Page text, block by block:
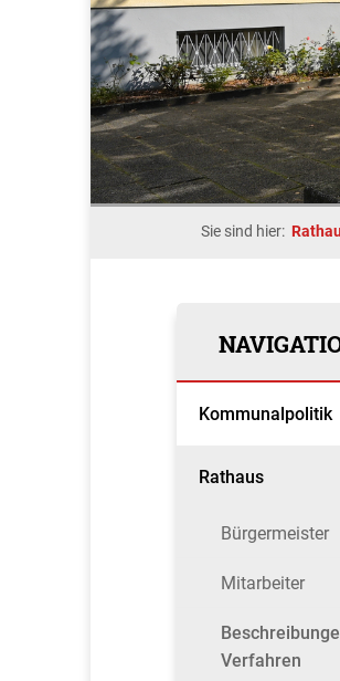
Sie sind hier:
Kommunalpolitik
Rathaus
Bürgermeister
Mitarbeiter
Verfahren